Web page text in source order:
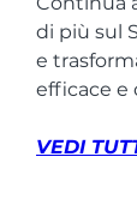
di più sul
e
efficace e
VEDI